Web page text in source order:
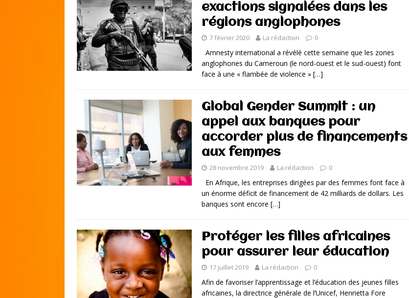
exactions signalées dans les
régions anglophones
7 février 2020 La rédaction 0
Amnesty international a révélé cette semaine que les zones
anglophones du Cameroun (le nord-ouest et le sud-ouest) font
face à une « flambée de violence » […]
Global Gender Summit : un
appel aux banques pour
accorder plus de financements
aux femmes
28 novembre 2019 La rédaction 0
En Afrique, les entreprises dirigées par des femmes font face à
un énorme déficit de financement de 42 milliards de dollars. Les
banques sont encore […]
Protéger les filles africaines
pour assurer leur éducation
17 juillet 2019 La rédaction 0
Afin de favoriser l’apprentissage et l’éducation des jeunes filles
africaines, la directrice générale de l’Unicef, Henrietta Fore